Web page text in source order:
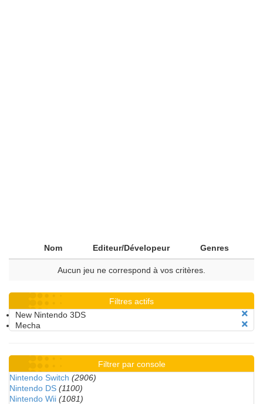
Nom Editeur/Dévelopeur Genres
Aucun jeu ne correspond à vos critères.
Filtres actifs
New Nintendo 3DS
Mecha
Filtrer par console
Nintendo Switch (2906)
Nintendo DS (1100)
Nintendo Wii (1081)